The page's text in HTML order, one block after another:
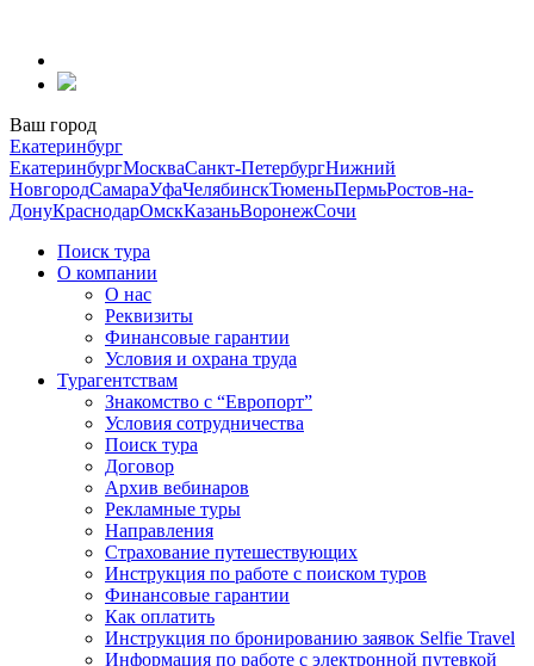
содержанию
Ваш город
Екатеринбург
ЕкатеринбургМоскваСанкт-ПетербургНижний
НовгородСамараУфаЧелябинскТюменьПермьРостов-на-
ДонуКраснодарОмскКазаньВоронежСочи
Поиск тура
О компании
О нас
Реквизиты
Финансовые гарантии
Условия и охрана труда
Турагентствам
Знакомство с “Европорт”
Условия сотрудничества
Поиск тура
Договор
Архив вебинаров
Рекламные туры
Направления
Страхование путешествующих
Инструкция по работе с поиском туров
Финансовые гарантии
Как оплатить
Инструкция по бронированию заявок Selfie Travel
Информация по работе с электронной путевкой